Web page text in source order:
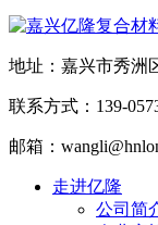
地址：嘉兴市秀洲
联系方式：139-
邮箱：
走进亿隆
公司简